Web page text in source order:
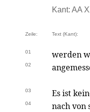
Kant: AA
Zeile: Text (Kant):
01 werden
02
03 Es ist
04 nach von